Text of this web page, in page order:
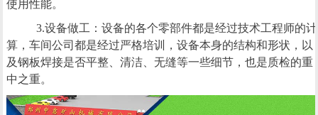
使用性能。
3.设备做工：设备的各个零部件都是经过技术工程师的计
算，车间公司都是经过严格培训，设备本身的结构和形状，以
及钢板焊接是否平整、清洁、无缝等一些细节，也是质检的重
中之重。